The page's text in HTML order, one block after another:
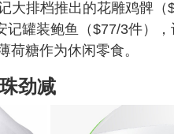
大排档推出的花雕鸡髀
罐装鲍鱼（$77/3件）
荷糖作为休闲零食。
劲减